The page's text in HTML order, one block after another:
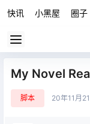
快讯 小黑屋 圈子
My Novel
脚本 20年11月21